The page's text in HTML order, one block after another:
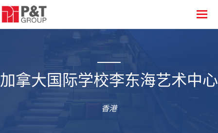
加拿大国际学校李东海艺术中心
香港